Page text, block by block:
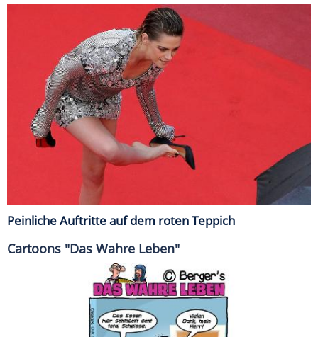
Peinliche Auftritte auf dem roten Teppich
Cartoons "Das Wahre Leben"